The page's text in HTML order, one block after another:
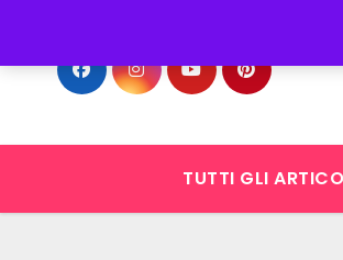
content
TUTTI GLI